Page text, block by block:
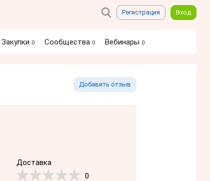
Регистрация Вход
Закупки 0 Сообщества 0 Вебинары 0
Добавить отзыв
Доставка
0